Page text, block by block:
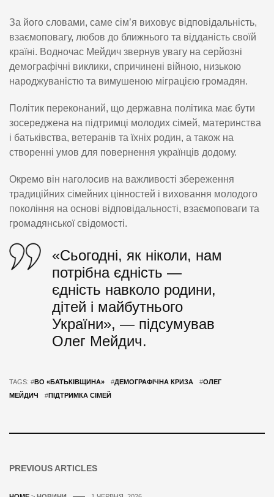
За його словами, саме сім’я виховує відповідальність,
взаємоповагу, любов до ближнього та відданість своїй
країні. Водночас Мейдич звернув увагу на серйозні
демографічні виклики, спричинені війною, низькою
народжуваністю та вимушеною міграцією громадян.
Політик переконаний, що державна політика має бути
зосереджена на підтримці молодих сімей, материнства
і батьківства, ветеранів та їхніх родин, а також на
створенні умов для повернення українців додому.
Окремо він наголосив на важливості збереження
традиційних сімейних цінностей і виховання молодого
покоління на основі відповідальності, взаємоповаги та
громадянської свідомості.
«Сьогодні, як ніколи, нам
потрібна єдність —
єдність навколо родини,
дітей і майбутнього
України», — підсумував
Олег Мейдич.
TAGS: #ВО «БАТЬКІВЩИНА» #ДЕМОГРАФІЧНА КРИЗА #ОЛЕГ
МЕЙДИЧ
#ПІДТРИМКА СІМЕЙ
PREVIOUS ARTICLES